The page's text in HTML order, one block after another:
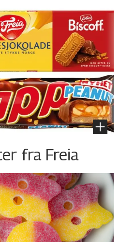
fra Freia